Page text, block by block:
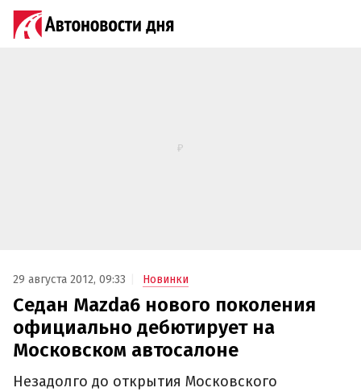
29 августа 2012, 09:33 Новинки
Седан Mazda6 нового поколения
официально дебютирует на
Московском автосалоне
Незадолго до открытия Московского